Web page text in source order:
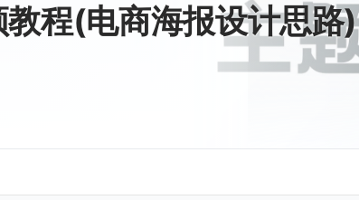
程(电商海报设计思路)